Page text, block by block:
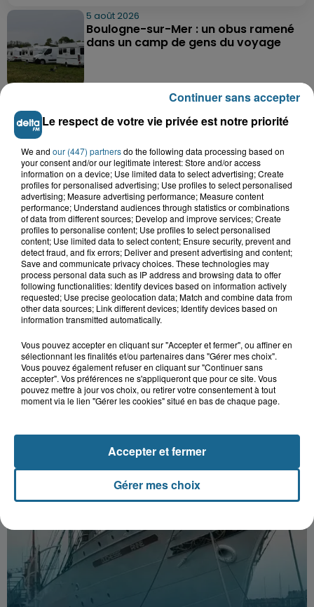
5 août 2026
Boulogne-sur-Mer : un obus ramené
dans un camp de gens du voyage
Berck : une fillette de 5 ans percutée
par une voiture
5 août 2026
Bergues : le feu d'artifice du 15-Août
annulé en raison de la...
5 août 2026
Canicule : les Ehpad en première ligne
pour protéger leurs résidents
NOS AUTRES PODCASTS
Le respect de votre vie privée est notre priorité
We and our (447) partnersdo the following data processing based on
your consent and/or our legitimate interest: Store and/or access
information on a device; Use limited data to select advertising; Create
profiles for personalised advertising; Use profiles to select personalised
advertising; Measure advertising performance; Measure content
performance; Understand audiences through statistics or combinations
of data from different sources; Develop and improve services; Create
profiles to personalise content; Use profiles to select personalised
content; Use limited data to select content; Ensure security, prevent and
detect fraud, and fix errors; Deliver and present advertising and content;
Save and communicate privacy choices. These technologies may
process personal data such as IP address and browsing data to offer
following functionalities: Identify devices based on information actively
requested; Use precise geolocation data; Match and combine data from
other data sources; Link different devices; Identify devices based on
information transmitted automatically.
Vous pouvez accepter en cliquant sur "Accepter et fermer", ou affiner en
sélectionnant les finalités et/ou partenaires dans "Gérer mes choix".
Vous pouvez également refuser en cliquant sur "Continuer sans
accepter". Vos préférences ne s'appliqueront que pour ce site. Vous
pouvez mettre à jour vos choix, ou retirer votre consentement à tout
moment via le lien "Gérer les cookies" situé en bas de chaque page.
Gérer mes choix
Accepter et fermer
Continuer sans accepter